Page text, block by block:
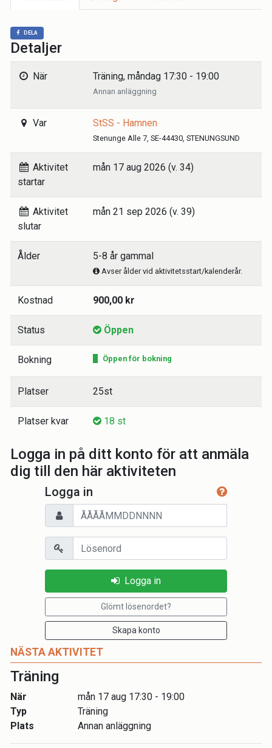
NÄSTA AKTIVITET
Träning
När
mån 17 aug 17:30 - 19:00
Typ
Träning
Plats
Annan anläggning
DELA
Detaljer
När Träning, måndag 17:30 - 19:00
Annan anläggning
Var StSS - Hamnen
Stenunge Alle 7, SE-44430, STENUNGSUND
Aktivitet
startar
mån 17 aug 2026 (v. 34)
Aktivitet
slutar
mån 21 sep 2026 (v. 39)
Ålder 5-8 år gammal
Avser ålder vid aktivitetsstart/kalenderår.
Kostnad 900,00 kr
Status Öppen
Bokning Öppen för bokning
Platser 25st
Platser kvar 18 st
Logga in på ditt konto för att anmäla
dig till den här aktiviteten
Logga in
Personnummer
Lösenord
Logga in
Glömt lösenordet?
Skapa konto